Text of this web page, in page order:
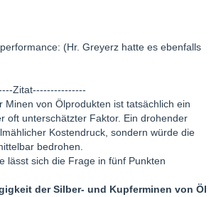
(Hr. Greyerz hatte es ebenfalls
Zitat---------------
Minen von Ölprodukten ist tatsächlich ein
oft unterschätzter Faktor. Ein drohender
Kostendruck, sondern würde die
bedrohen.
lässt sich die Frage in fünf Punkten
der Silber- und Kupferminen von Öl